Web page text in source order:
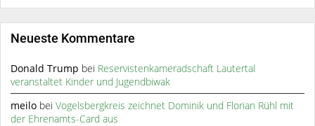
Neueste Kommentare
Donald Trump bei Reservistenkameradschaft Lautertal
veranstaltet Kinder und Jugendbiwak
meilo beiVogelsbergkreis zeichnet Dominik und Florian Rühl mit
der Ehrenamts-Card aus